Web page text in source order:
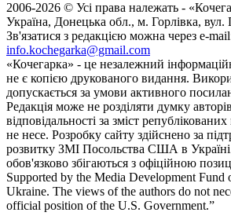
2006-2026 © Усі права належать -
Україна, Донецька обл., м. Горлівка, вул.
Зв'язатися з редакцією можна через e-
info.kochegarka@gmail.com
«Кочегарка» - це незалежний
не є копією друкованого видання.
допускається за умови активного
Редакція може не розділяти думку
відповідальності за зміст
не несе. Розробку сайту здійснено за
розвитку ЗМІ Посольства США в
обов'язково збігаються з офіційною
Supported by the Media Development Fund
Ukraine. The views of the authors do not
official position of the U.S. Government.”